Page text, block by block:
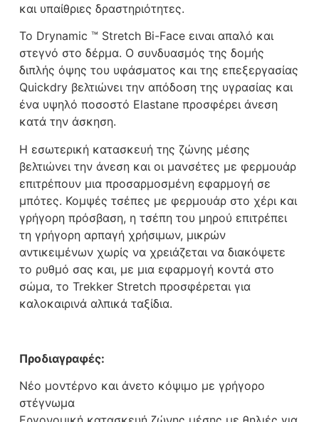
και υπαίθριες δραστηριότητες.
Το Drynamic ™ Stretch Bi-Face ειναι απαλό και
στεγνό στο δέρμα. Ο συνδυασμός της δομής
διπλής όψης του υφάσματος και της επεξεργασίας
Quickdry βελτιώνει την απόδοση της υγρασίας και
ένα υψηλό ποσοστό Elastane προσφέρει άνεση
κατά την άσκηση.
Η εσωτερική κατασκευή της ζώνης μέσης
βελτιώνει την άνεση και οι μανσέτες με φερμουάρ
επιτρέπουν μια προσαρμοσμένη εφαρμογή σε
μπότες. Κομψές τσέπες με φερμουάρ στο χέρι και
γρήγορη πρόσβαση, η τσέπη του μηρού επιτρέπει
τη γρήγορη αρπαγή χρήσιμων, μικρών
αντικειμένων χωρίς να χρειάζεται να διακόψετε
το ρυθμό σας και, με μια εφαρμογή κοντά στο
σώμα, το Trekker Stretch προσφέρεται για
καλοκαιρινά αλπικά ταξίδια.
Προδιαγραφές:
Νέο μοντέρνο και άνετο κόψιμο με γρήγορο
στέγνωμα